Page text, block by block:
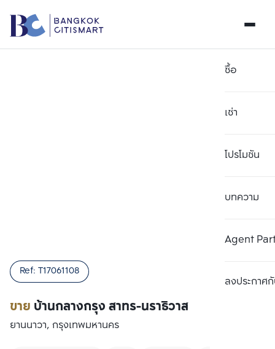
ซื้อ
เช่า
โปรโมชัน
บทความ
Agent
ลงประกาศกั
ขาย บ้านกลางกรุง สาทร-นราธิวาส
Ref: T17061108
ยานนาวา, กรุงเทพมหานคร